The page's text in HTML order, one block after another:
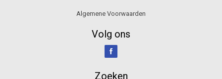
Algemene Voorwaarden
Volg ons
Zoeken